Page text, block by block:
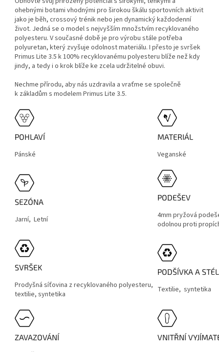
ohebnými botami vhodnými pro širokou škálu sportovních aktivit
jako je běh, crossový trénik nebo jen dynamický každodenní
život. Jedná se o model s nejvyšším množstvím recyklovaného
polyesteru. V současné době je pro výrobu stále potřeba
polyuretan, který zvyšuje odolnost materiálu. I přesto je svršek
Primus Lite 3.5 k 100% recyklovanému polyesteru blíže než kdy
jindy, a tedy i o krok blíže ke zcela udržitelné obuvi.
Nechme přírodu, aby nás uzdravila a vraťme se společně
k základům s modelem Primus Lite 3.5.
POHLAVÍ
Pánské
MATERIÁL
Veganské
SEZÓNA
Jarní, Letní
PODEŠEV
4mm pryžová
odolnou proti
SVRŠEK
Prodyšná síťovina z recyklovaného polyesteru,
textilie, syntetika
PODŠÍVKA A
Textilie, syntetika
ZAVAZOVÁNÍ VNITŘNÍ